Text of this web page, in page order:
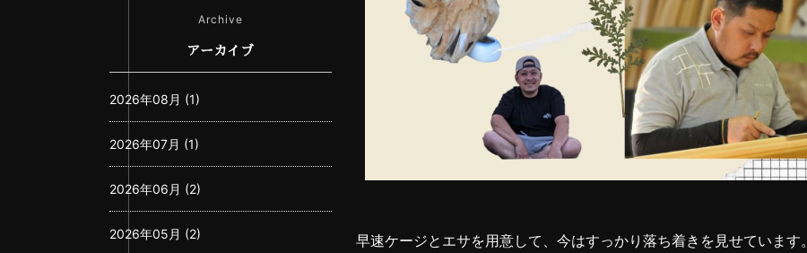
早速ケージとエサを用意して、今はすっかり落ち着きを見せています。
Archive
アーカイブ
2026年08月 (1)
2026年07月 (1)
2026年06月 (2)
2026年05月 (2)